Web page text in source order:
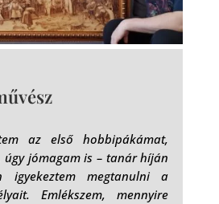
az első hobbipákámat,
úgy jómagam is – tanár híján
megtanulni a
Emlékszem, mennyire